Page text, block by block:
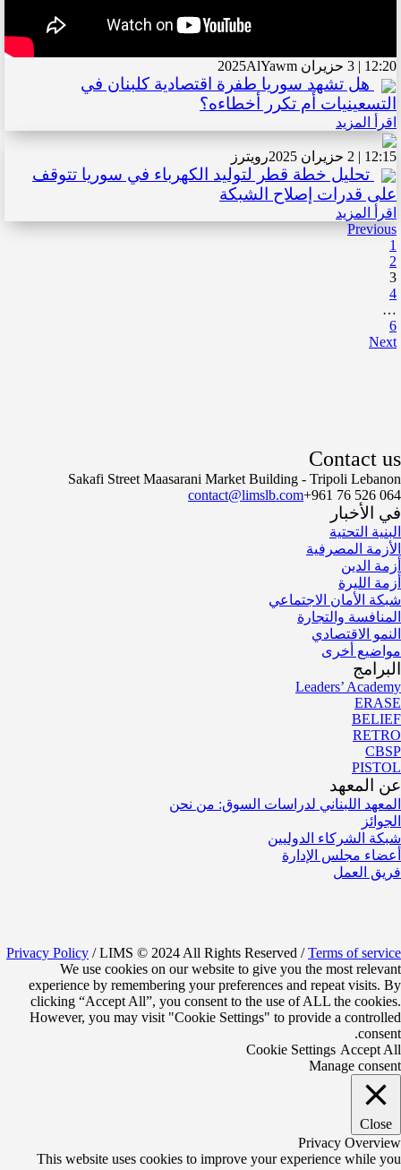
12:20 | 3 حزيران 2025 AlYawm
هل تشهد سوريا طفرة اقتصادية كلبنان في
التسعينيات أم تكرر أخطاءه؟
اقرأ المزيد
12:15 | 2 حزيران 2025 رويترز
تحليل خطة قطر لتوليد الكهرباء في سوريا تتوقف
على قدرات إصلاح الشبكة
اقرأ المزيد
Previous
1
2
3
4
…
6
Next
Contact us
Sakafi Street Maasarani Market Building - Tripoli Lebanon
contact@limslb.com+961 76 526 064
في الأخبار
البنية التحتية
الأزمة المصرفية
أزمة الدين
أزمة الليرة
شبكة الأمان الاجتماعي
المنافسة والتجارة
النمو الاقتصادي
مواضيع أخرى
البرامج
Leaders’ Academy
ERASE
BELIEF
RETRO
CBSP
PISTOL
عن المعهد
المعهد اللبناني لدراسات السوق: من نحن
الجوائز
شبكة الشركاء الدوليين
أعضاء مجلس الإدارة
فريق العمل
Privacy Policy / LIMS © 2024 All Rights Reserved /Terms of service
We use cookies on our website to give you the most relevant
experience by remembering your preferences and repeat visits. By
clicking “Accept All”, you consent to the use of ALL the cookies.
However, you may visit "Cookie Settings" to provide a controlled
consent.
Cookie Settings Accept All
Manage consent
Close
Privacy Overview
This website uses cookies to improve your experience while you